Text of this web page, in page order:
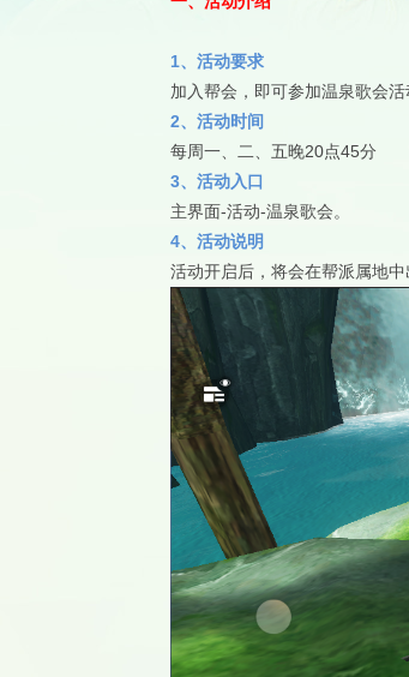
1、活动要求
加入帮会，即可参加温泉歌会活
2、活动时间
每周一、二、五晚20点45分
3、活动入口
主界面-活动-温泉歌会。
4、活动说明
活动开启后，将会在帮派属地中